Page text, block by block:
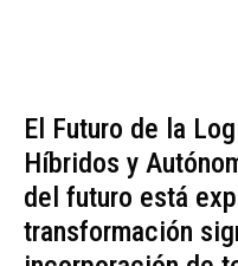
El Futuro de la
Híbridos y
del futuro está
transformación